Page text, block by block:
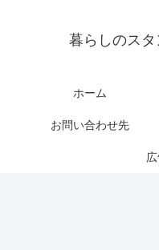
暮らしのス
ホーム
お問い合わせ先